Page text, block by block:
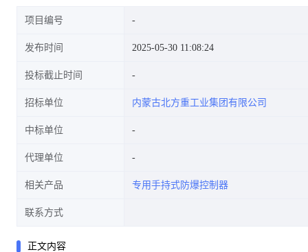
项目编号
发布时间 2025-05-30 11:08:24
投标截止时间
招标单位 内蒙古北方重工业集团有限公司
中标单位
代理单位
相关产品 专用手持式防爆控制器
联系方式
正文内容